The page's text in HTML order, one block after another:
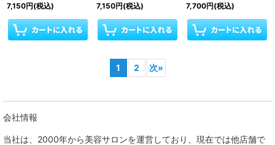
7,150円(税込) 7,150円(税込) 7,700円(税込)
1 2 次»
会社情報
当社は、 2000年から美容サロンを運営しており、現在では他店舗で